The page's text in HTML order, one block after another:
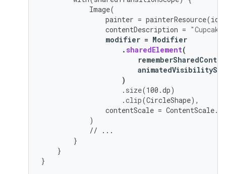
Image(
painter = painterResource(id
contentDescription =
modifier = Modifier
.sharedElement(
)
. size(100.dp)
.clip(CircleShape),
contentScale = ContentScale.
)
// ...
}
}
}